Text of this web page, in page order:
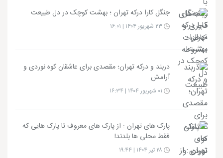
جنگل کارا درکه تهران ؛ بهشت کوچک در دل طبیعت
دربند و درکه تهران؛ مقصدی برای عاشقان کوه‌ نوردی و
آرامش
پارک های تهران : از پارک های معروف تا پارک هایی که
فقط محلی ها بلدند!